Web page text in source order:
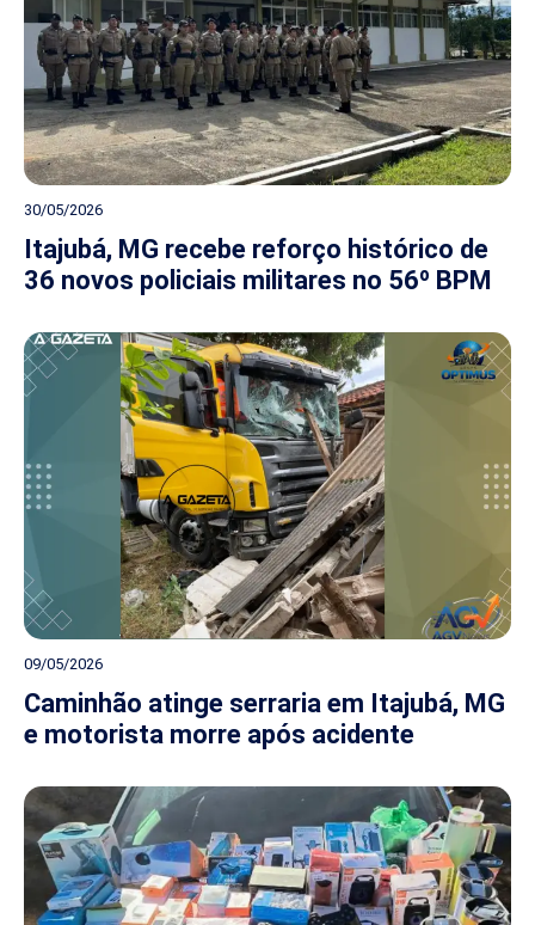
30/05/2026
Itajubá, MG recebe reforço histórico de
36 novos policiais militares no 56º BPM
09/05/2026
Caminhão atinge serraria em Itajubá, MG
e motorista morre após acidente